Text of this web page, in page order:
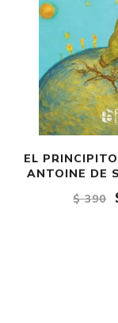
EL
ANTOINE DE
$ 390